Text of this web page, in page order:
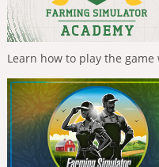
Learn how to play the